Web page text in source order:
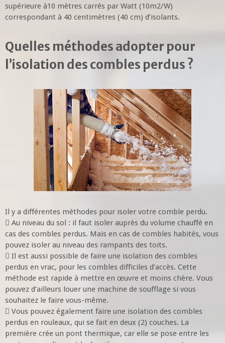
supérieure à10 mètres carrés par Watt (10m2/W)
correspondant à 40 centimètres (40 cm) d’isolants.
Quelles méthodes adopter pour
l’isolation des combles perdus ?
Il y a différentes méthodes pour isoler votre comble perdu.
 Au niveau du sol : il faut isoler auprès du volume chauffé en
cas des combles perdus. Mais en cas de combles habités, vous
pouvez isoler au niveau des rampants des toits.
 Il est aussi possible de faire une isolation des combles
perdus en vrac, pour les combles difficiles d’accès. Cette
méthode est rapide à mettre en œuvre et moins chère. Vous
pouvez d’ailleurs louer une machine de soufflage si vous
souhaitez le faire vous-même.
 Vous pouvez également faire une isolation des combles
perdus en rouleaux, qui se fait en deux (2) couches. La
première crée un pont thermique, car elle se pose entre les